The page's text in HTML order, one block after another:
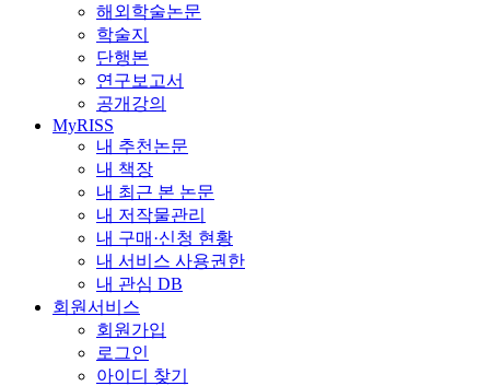
해외학술논문
학술지
단행본
연구보고서
공개강의
MyRISS
내 추천논문
내 책장
내 최근 본 논문
내 저작물관리
내 구매·신청 현황
내 서비스 사용권한
내 관심 DB
회원서비스
회원가입
로그인
아이디 찾기